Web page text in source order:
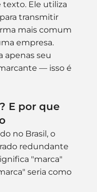
Ele utiliza
transmitir
mais comum
empresa.
apenas seu
— isso é
E por que
no Brasil, o
redundante
"marca"
seria como